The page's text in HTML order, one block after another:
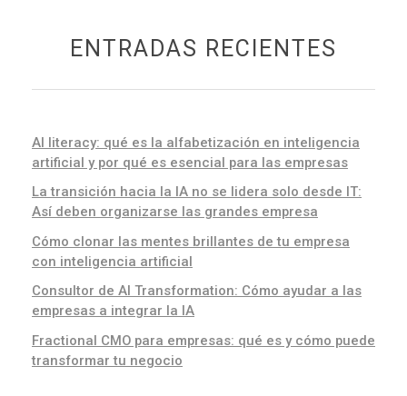
ENTRADAS RECIENTES
AI literacy: qué es la alfabetización en inteligencia
artificial y por qué es esencial para las empresas
La transición hacia la IA no se lidera solo desde IT:
Así deben organizarse las grandes empresa
Cómo clonar las mentes brillantes de tu empresa
con inteligencia artificial
Consultor de AI Transformation: Cómo ayudar a las
empresas a integrar la IA
Fractional CMO para empresas: qué es y cómo puede
transformar tu negocio